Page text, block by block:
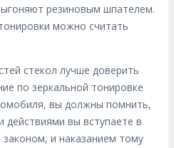
резиновым шпателем.
можно считать
стекол лучше доверить
по зеркальной тонировке
вы должны помнить,
вы вступаете в
и наказанием тому